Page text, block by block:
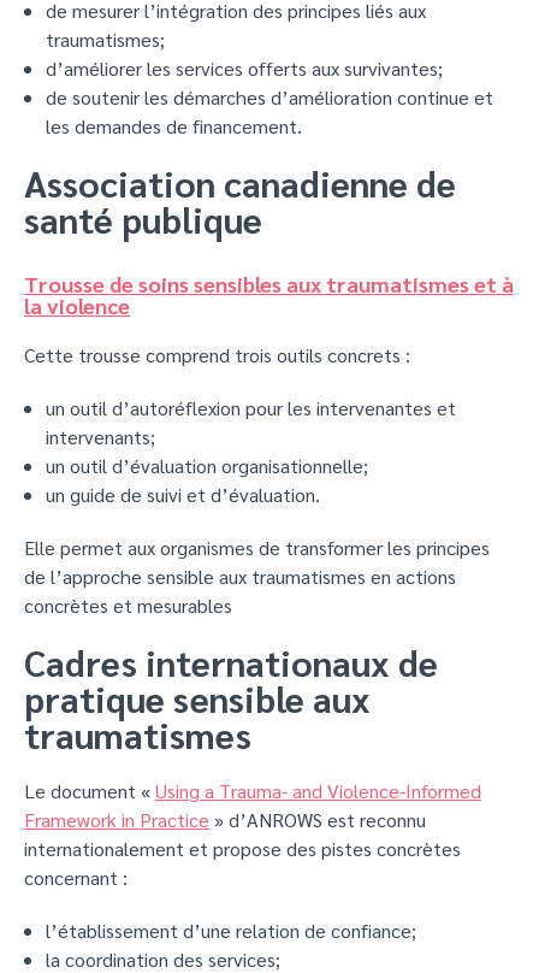
de mesurer l’intégration des principes liés aux
traumatismes;
d’améliorer les services offerts aux survivantes;
de soutenir les démarches d’amélioration continue et
les demandes de financement.
Association canadienne de
santé publique
Trousse de soins sensibles aux traumatismes et à
la violence
Cette trousse comprend trois outils concrets :
un outil d’autoréflexion pour les intervenantes et
intervenants;
un outil d’évaluation organisationnelle;
un guide de suivi et d’évaluation.
Elle permet aux organismes de transformer les principes
de l’approche sensible aux traumatismes en actions
concrètes et mesurables
Cadres internationaux de
pratique sensible aux
traumatismes
Le document «Using a Trauma- and Violence-Informed
Framework in Practice » d’ANROWS est reconnu
internationalement et propose des pistes concrètes
concernant :
l’établissement d’une relation de confiance;
la coordination des services;